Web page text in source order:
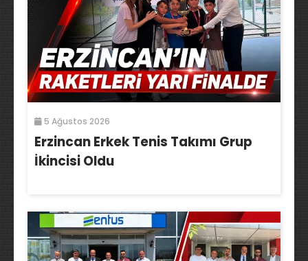
5 Ağustos 2026
Erzincan Erkek Tenis Takımı Grup
İkincisi Oldu